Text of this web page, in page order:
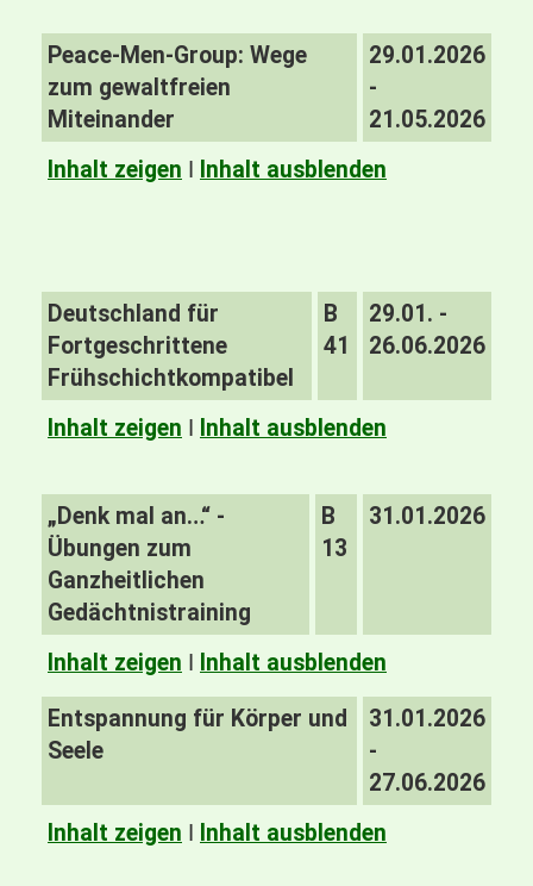
Peace-Men-Group: Wege
zum gewaltfreien
Miteinander
29.01.2026
-
21.05.2026
Inhalt zeigen I Inhalt ausblenden
Deutschland für
Fortgeschrittene
Frühschichtkompatibel
B
41
29.01. -
26.06.2026
Inhalt zeigen I Inhalt ausblenden
„Denk mal an…“ -
Übungen zum
Ganzheitlichen
Gedächtnistraining
B
13
31.01.2026
Inhalt zeigen I Inhalt ausblenden
Entspannung für Körper und
Seele
31.01.2026
-
27.06.2026
Inhalt zeigen I Inhalt ausblenden